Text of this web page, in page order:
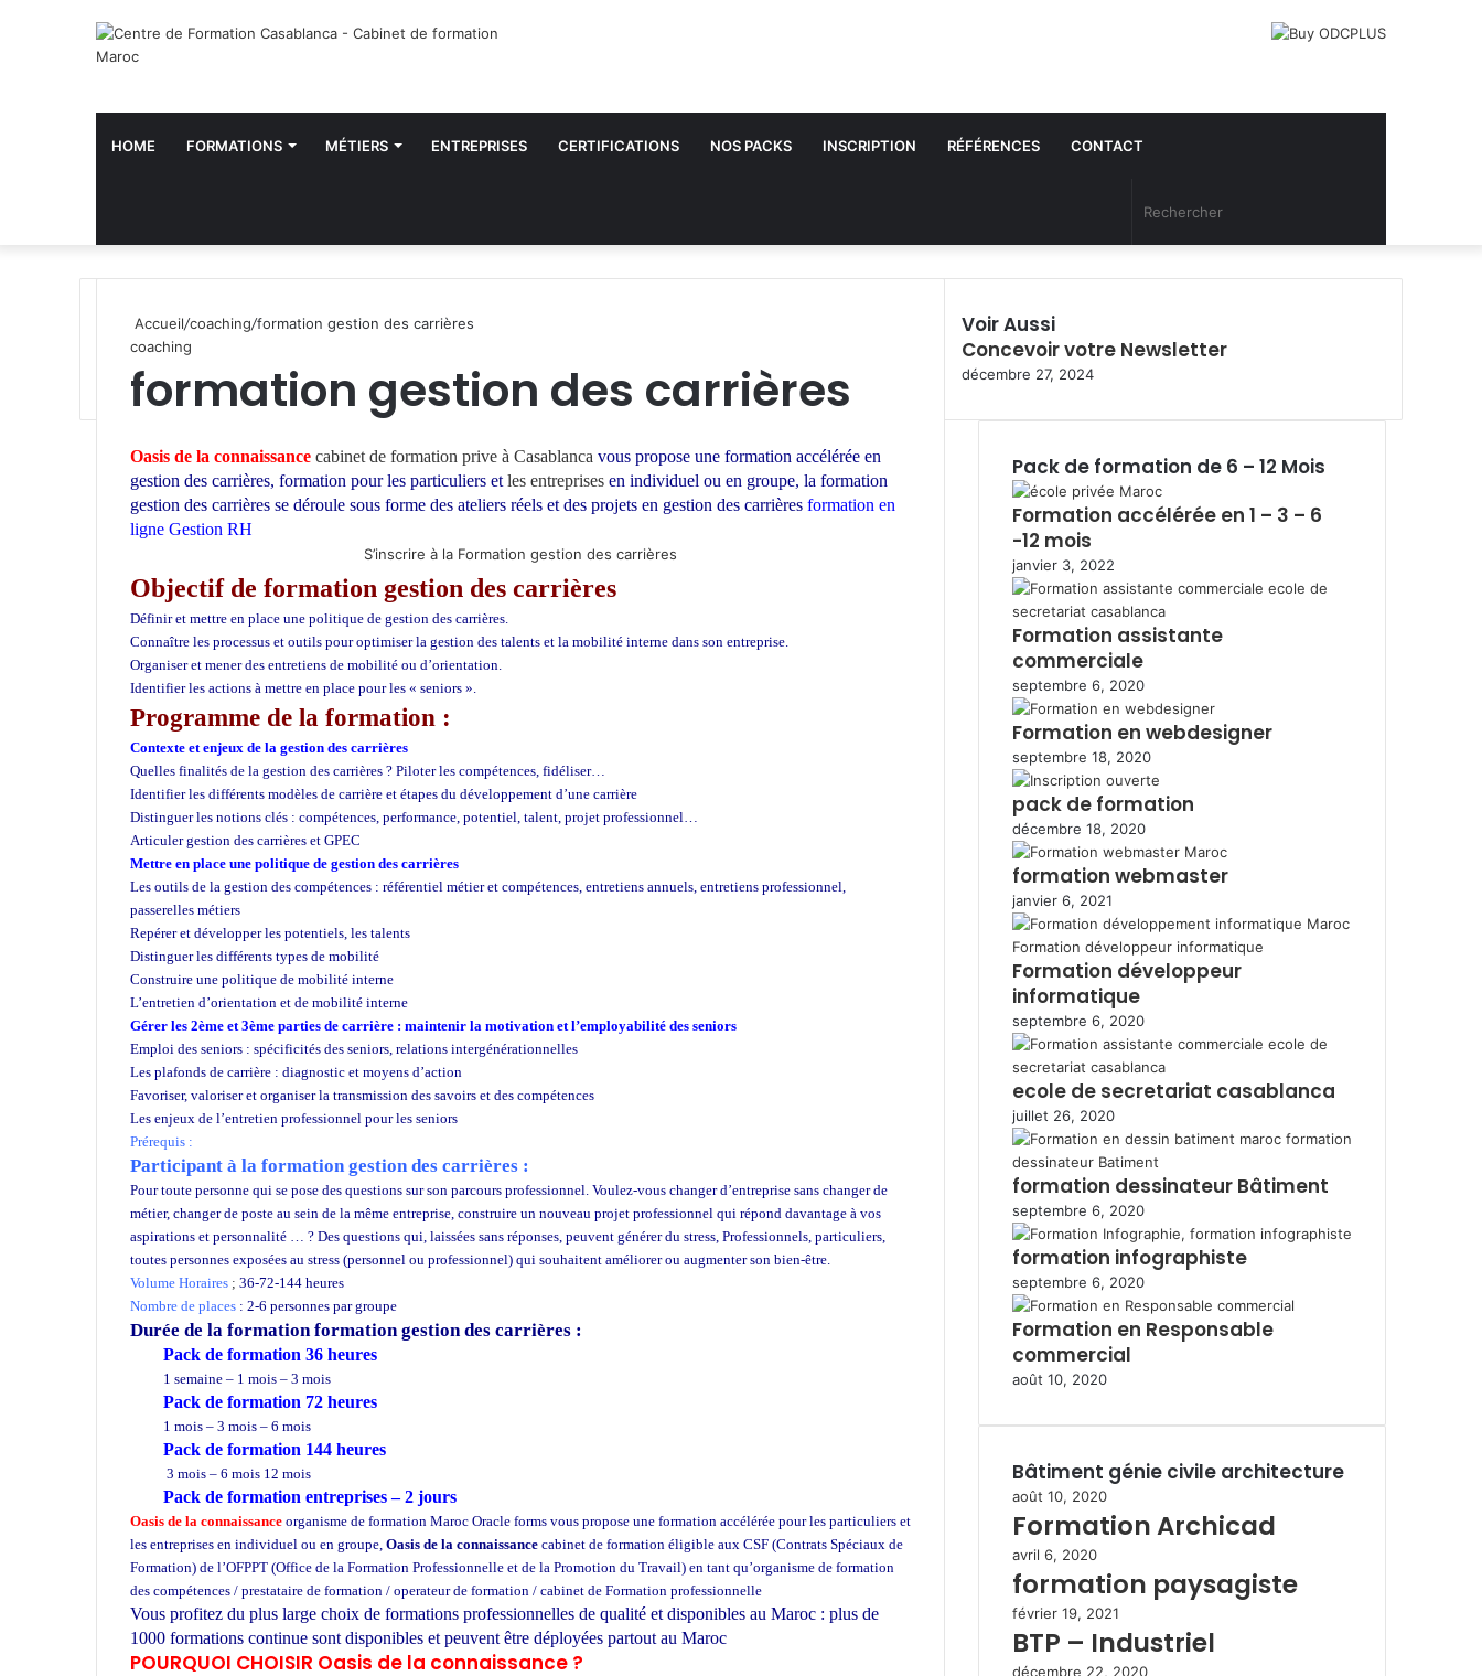
HOME FORMATIONS MÉTIERS ENTREPRISES CERTIFICATIONS NOS PACKS INSCRIPTION RÉFÉRENCES CONTACT
Article
Aléatoire
Accueil/coaching/formation gestion des carrières
coaching
formation gestion des carrières
h
a
t
s
p
Oasis de la connaissance cabinet de formation prive à Casablanca vous propose une formation accélérée en
gestion des carrières, formation pour les particuliers et les entreprises en individuel ou en groupe, la formation
gestion des carrières se déroule sous forme des ateliers réels et des projets en gestion des carrières formation en
ligne Gestion RH
S’inscrire à la Formation gestion des carrières
Objectif de formation gestion des carrières
Définir et mettre en place une politique de gestion des carrières.
Connaître les processus et outils pour optimiser la gestion des talents et la mobilité interne dans son entreprise.
Organiser et mener des entretiens de mobilité ou d’orientation.
Identifier les actions à mettre en place pour les « seniors ».
Programme de la formation :
Contexte et enjeux de la gestion des carrières
Quelles finalités de la gestion des carrières ? Piloter les compétences, fidéliser…
Identifier les différents modèles de carrière et étapes du développement d’une carrière
Distinguer les notions clés : compétences, performance, potentiel, talent, projet professionnel…
Articuler gestion des carrières et GPEC
Mettre en place une politique de gestion des carrières
Les outils de la gestion des compétences : référentiel métier et compétences, entretiens annuels, entretiens professionnel,
passerelles métiers
Repérer et développer les potentiels, les talents
Distinguer les différents types de mobilité
Construire une politique de mobilité interne
L’entretien d’orientation et de mobilité interne
Gérer les 2ème et 3ème parties de carrière : maintenir la motivation et l’employabilité des seniors
Emploi des seniors : spécificités des seniors, relations intergénérationnelles
Les plafonds de carrière : diagnostic et moyens d’action
Favoriser, valoriser et organiser la transmission des savoirs et des compétences
Les enjeux de l’entretien professionnel pour les seniors
Prérequis :
Participant à la formation gestion des carrières :
Pour toute personne qui se pose des questions sur son parcours professionnel. Voulez-vous changer d’entreprise sans changer de
métier, changer de poste au sein de la même entreprise, construire un nouveau projet professionnel qui répond davantage à vos
aspirations et personnalité … ? Des questions qui, laissées sans réponses, peuvent générer du stress, Professionnels, particuliers,
toutes personnes exposées au stress (personnel ou professionnel) qui souhaitent améliorer ou augmenter son bien-être.
Volume Horaires ; 36-72-144 heures
Nombre de places : 2-6 personnes par groupe
Durée de la formationformation gestion des carrières :
Pack de formation 36 heures
1 semaine – 1 mois – 3 mois
Pack de formation 72 heures
1 mois – 3 mois – 6 mois
Pack de formation 144 heures
3 mois – 6 mois 12 mois
Pack de formation entreprises– 2 jours
Oasis de la connaissance organisme de formation Maroc Oracle forms vous propose une formation accélérée pour les particuliers et
les entreprises en individuel ou en groupe, Oasis de la connaissance cabinet de formation éligible aux CSF (Contrats Spéciaux de
Formation) de l’OFPPT (Office de la Formation Professionnelle et de la Promotion du Travail) en tant qu’organisme de formation
des compétences / prestataire de formation / operateur de formation / cabinet de Formation professionnelle
Vous profitez du plus large choix de formations professionnelles de qualité et disponibles au Maroc : plus de
1000 formations continue sont disponibles et peuvent être déployées partout au Maroc
POURQUOI CHOISIR Oasis de la connaissance ?
Voir Aussi
F
e
m
Concevoir votre Newsletter
décembre 27, 2024
Pack de formation de 6 – 12 Mois
Formation accélérée en 1 – 3 – 6
-12 mois
janvier 3, 2022
Formation assistante
commerciale
septembre 6, 2020
Formation en webdesigner
septembre 18, 2020
pack de formation
décembre 18, 2020
formation webmaster
janvier 6, 2021
Formation développeur
informatique
septembre 6, 2020
ecole de secretariat casablanca
juillet 26, 2020
formation dessinateur Bâtiment
septembre 6, 2020
formation infographiste
septembre 6, 2020
Formation en Responsable
commercial
août 10, 2020
Bâtiment génie civile architecture
août 10, 2020
Formation Archicad
avril 6, 2020
formation paysagiste
février 19, 2021
BTP – Industriel
décembre 22, 2020